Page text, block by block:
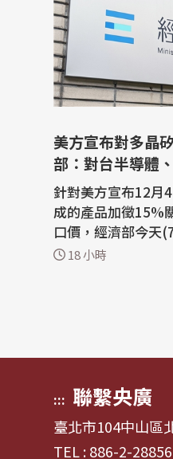
美方宣布對多晶
部：對台半導體
擊有限
針對美方宣布12月
成的產品加徵15%
口價，經濟部今天
產業衝擊有限。經
18 小時
::: 聯繫央廣
臺北市104中山區
TEL : 886-2-